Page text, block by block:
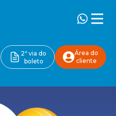
2ª via do
boleto
Área do
cliente